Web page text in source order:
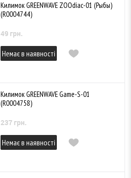
Килимок GREENWAVE ZOOdiac-01 (Рыбы)
(R0004744)
49 грн.
Немає в наявності
Килимок GREENWAVE Game-S-01
(R0004758)
237 грн.
Немає в наявності